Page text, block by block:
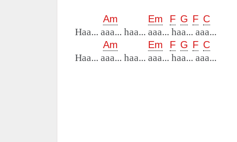
Am Em F G F C
Haa... aaa... haa... aaa... haa... aaa...
Am
Em F G F C
Haa... aaa... haa... aaa... haa... aaa...